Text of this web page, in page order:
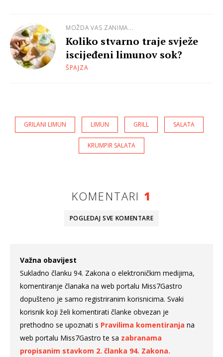
MOŽDA VAS ZANIMA...
Koliko stvarno traje svježe
iscijeđeni limunov sok?
ŠPAJZA
GRILANI LIMUN LIMUN GRILL SALATA
KRUMPIR SALATA
KOMENTARI 1
POGLEDAJ SVE KOMENTARE
Važna obavijest
Sukladno članku 94. Zakona o elektroničkim medijima,
komentiranje članaka na web portalu Miss7Gastro
dopušteno je samo registriranim korisnicima. Svaki
korisnik koji želi komentirati članke obvezan je
prethodno se upoznati s Pravilima komentiranja na
web portalu Miss7Gastro te sa zabranama
propisanim stavkom 2. članka 94. Zakona.